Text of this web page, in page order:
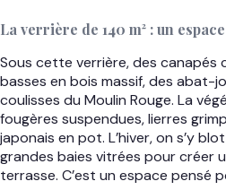
La verrière de 140 m² : un
Sous cette verrière, des canapés
basses en bois massif, des abat-
coulisses du Moulin Rouge. La
fougères suspendues, lierres
japonais en pot. L’hiver, on s’y
grandes baies vitrées pour créer
terrasse. C’est un espace pensé